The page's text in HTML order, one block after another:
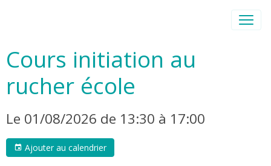
Cours initiation au
rucher école
Le 01/08/2026 de 13:30 à 17:00
Ajouter au calendrier